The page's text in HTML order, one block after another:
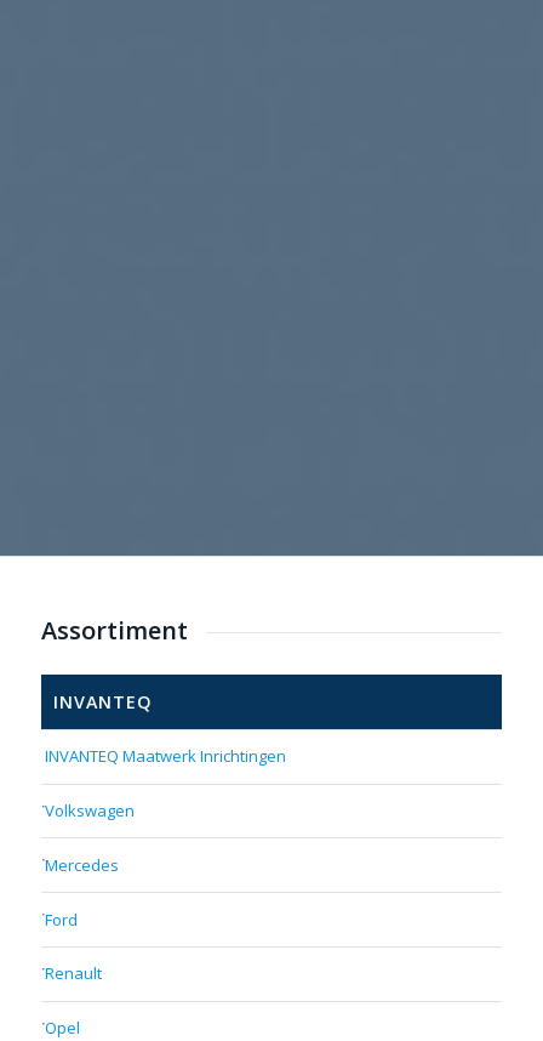
Assortiment
INVANTEQ
INVANTEQ Maatwerk Inrichtingen
Volkswagen
Mercedes
Ford
Renault
Opel